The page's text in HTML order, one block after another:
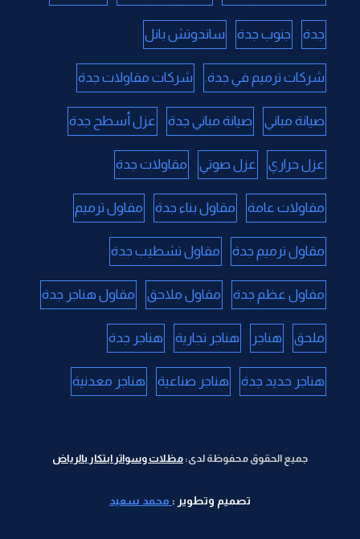
جدة جنوب جدة ساندوتش بانل
شركات ترميم في جدة. شركات مقاولات جدة
صيانة مباني صيانة مباني جدة عزل أسطح جدة
عزل حراري عزل صوتي مقاولات جدة
مقاولات عامة مقاول بناء جدة مقاول ترميم
مقاول ترميم جدة مقاول تشطيب جدة
مقاول عظم جدة مقاول ملاحق مقاول هناجر جدة
ملحق هناجر هناجر تجارية هناجر جدة
هناجر حديد جدة هناجر صناعية هناجر معدنية
جميع الحقوق محفوظة لدى: مظلات وسواتر ابتكار بالرياض
تصميم وتطوير : محمد سعيد